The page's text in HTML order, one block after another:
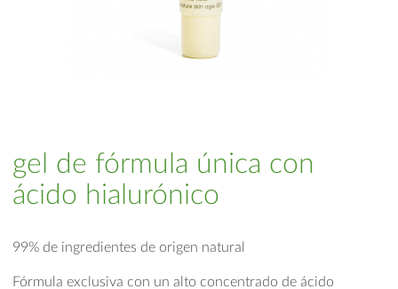
gel de fórmula única con
ácido hialurónico
99% de ingredientes de origen natural
Fórmula exclusiva con un alto concentrado de ácido